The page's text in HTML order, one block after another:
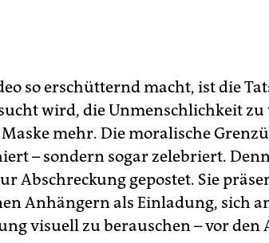
so erschütternd macht, ist die
wird, die Unmenschlichkeit zu
mehr. Die moralische
– sondern sogar zelebriert.
Abschreckung gepostet. Sie
Anhängern als Einladung, sich
visuell zu berauschen – vor den